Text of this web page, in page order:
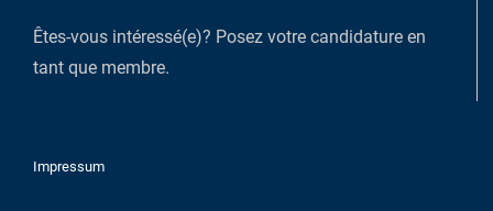
Êtes-vous intéressé(e)? Posez votre candidature en
tant que membre.
Impressum